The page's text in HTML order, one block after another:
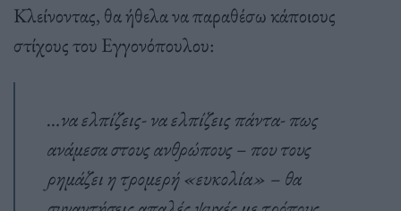
Κλείνοντας, θα ήθελα να παραθέσω κάποιους
στίχους του Εγγονόπουλου:
…να ελπίζεις- να ελπίζεις πάντα- πως
ανάμεσα στους ανθρώπους – που τους
ρημάζει η τρομερή «ευκολία» – θα